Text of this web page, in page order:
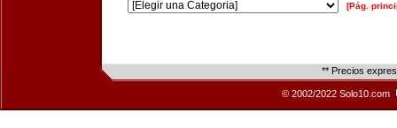
[Pág.
** Precios
© 2002/2022 Solo10.com